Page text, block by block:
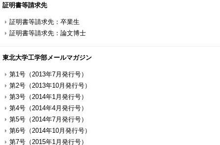
証明書等請求先
証明書等請求先：卒業生
証明書等請求先：論文博士
東北大学工学部メールマガジン
第1号（2013年7月発行号）
第2号（2013年10月発行号）
第3号（2014年1月発行号）
第4号（2014年4月発行号）
第5号（2014年7月発行号）
第6号（2014年10月発行号）
第7号（2015年1月発行号）